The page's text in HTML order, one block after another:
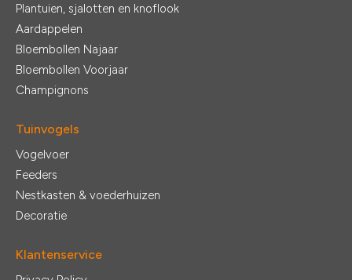
Plantuien, sjalotten en knoflook
Aardappelen
Bloembollen Najaar
Bloembollen Voorjaar
Champignons
Tuinvogels
Vogelvoer
Feeders
Nestkasten & voederhuizen
Decoratie
Klantenservice